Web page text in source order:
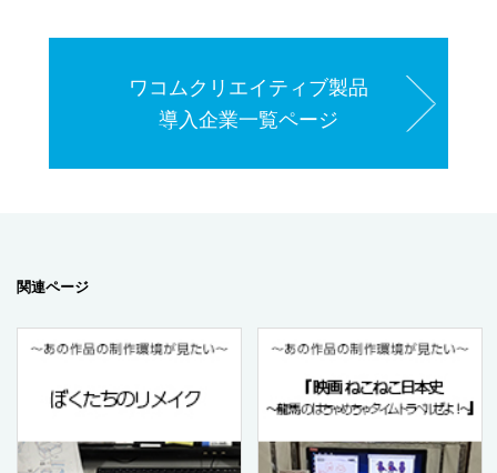
ワコムクリエイティブ製品
導入企業一覧ページ
関連ページ